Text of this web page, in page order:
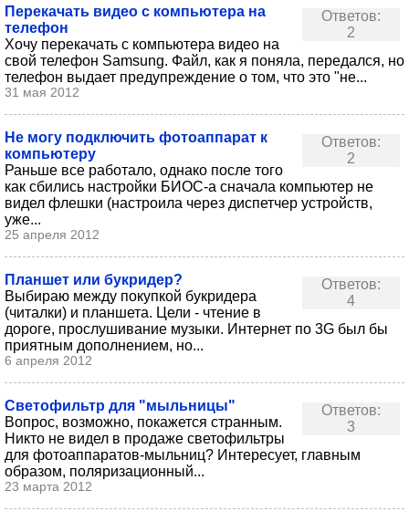
Ответов:
2
Перекачать видео с компьютера на
телефон
Хочу перекачать с компьютера видео на
свой телефон Samsung. Файл, как я поняла, передался, но
телефон выдает предупреждение о том, что это "не...
31 мая 2012
Ответов:
2
Не могу подключить фотоаппарат к
компьютеру
Раньше все работало, однако после того
как сбились настройки БИОС-а сначала компьютер не
видел флешки (настроила через диспетчер устройств,
уже...
25 апреля 2012
Ответов:
4
Планшет или букридер?
Выбираю между покупкой букридера
(читалки) и планшета. Цели - чтение в
дороге, прослушивание музыки. Интернет по 3G был бы
приятным дополнением, но...
6 апреля 2012
Ответов:
3
Светофильтр для "мыльницы"
Вопрос, возможно, покажется странным.
Никто не видел в продаже светофильтры
для фотоаппаратов-мыльниц? Интересует, главным
образом, поляризационный...
23 марта 2012